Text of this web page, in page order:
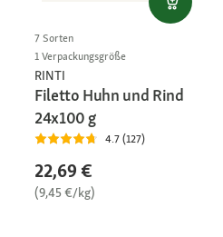
7 Sorten
1 Verpackungsgröße
RINTI
Filetto Huhn und Rind
24x100 g
4.7 (127)
22,69 €
(9,45 €/kg)